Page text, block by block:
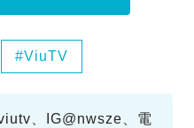
ViuTV
、IG@nwsze、電